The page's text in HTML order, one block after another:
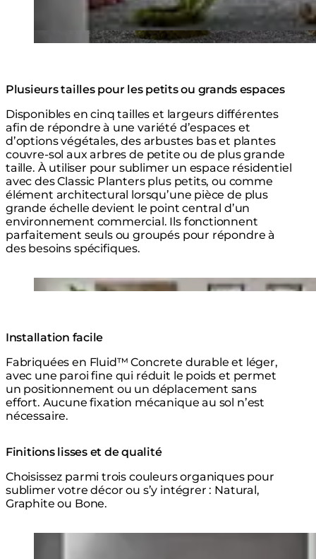
Plusieurs tailles pour les petits ou grands espaces
Disponibles en cinq tailles et largeurs différentes
afin de répondre à une variété d’espaces et
d’options végétales, des arbustes bas et plantes
couvre-sol aux arbres de petite ou de plus grande
taille. À utiliser pour sublimer un espace résidentiel
avec des Classic Planters plus petits, ou comme
élément architectural lorsqu’une pièce de plus
grande échelle devient le point central d’un
environnement commercial. Ils fonctionnent
parfaitement seuls ou groupés pour répondre à
des besoins spécifiques.
Loading image...
Installation facile
Fabriquées en Fluid™ Concrete durable et léger,
avec une paroi fine qui réduit le poids et permet
un positionnement ou un déplacement sans
effort. Aucune fixation mécanique au sol n’est
nécessaire.
Finitions lisses et de qualité
Choisissez parmi trois couleurs organiques pour
sublimer votre décor ou s’y intégrer : Natural,
Graphite ou Bone.